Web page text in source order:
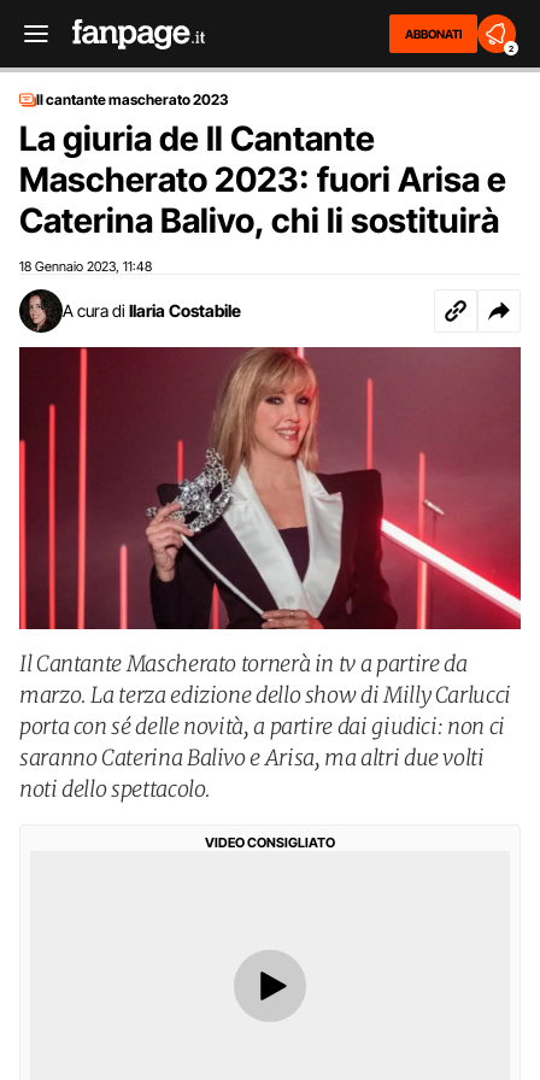
ABBONATI
2
Il cantante mascherato 2023
La giuria de Il Cantante
Mascherato 2023: fuori Arisa e
Caterina Balivo, chi li sostituirà
18 Gennaio 2023 11:48
A cura di Ilaria Costabile
Il Cantante Mascherato tornerà in tv a partire da
marzo. La terza edizione dello show di Milly Carlucci
porta con sé delle novità, a partire dai giudici: non ci
saranno Caterina Balivo e Arisa, ma altri due volti
noti dello spettacolo.
VIDEO CONSIGLIATO